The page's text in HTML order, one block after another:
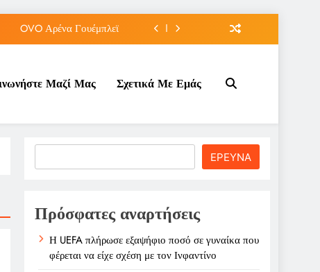
OVO Αρένα Γουέμπλεϊ
την παραίτηση Ινφαντίνο
OVO Αρένα Γουέμπλεϊ
Μαραντόνα σε δημοπρασία
Μαζί Μας Σχετικά Με Εμάς
ΕΡΕΥΝΑ
Πρόσφατες αναρτήσεις
Η UEFA πλήρωσε εξαψήφιο ποσό σε γυναίκα που
φέρεται να είχε σχέση με τον Ινφαντίνο